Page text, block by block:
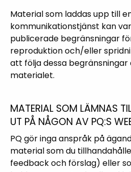
Material som laddas upp till
kommunikationstjänst kan
publicerade begränsningar
reproduktion och/eller
att följa dessa begränsningar
materialet.
MATERIAL SOM LÄMNAS
UT PÅ NÅGON AV PQ:S
PQ gör inga anspråk på
material som du
feedback och förslag) eller